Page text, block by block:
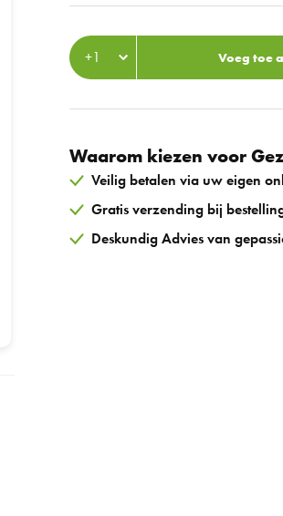
Voeg toe
Waarom kiezen voor
Veilig betalen via uw eigen
Gratis verzending bij
Deskundig Advies van